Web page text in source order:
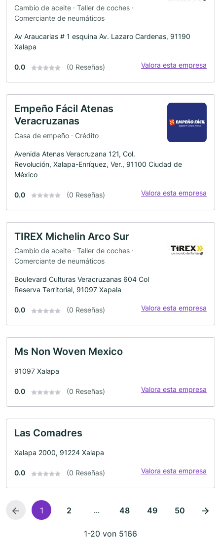
Cambio de aceite · Taller de coches ·
Comerciante de neumáticos
Av Araucarias # 1 esquina Av. Lazaro Cardenas, 91190
Xalapa
0.0 (0 Reseñas) Valora esta empresa
Empeño Fácil Atenas
Veracruzanas
Casa de empeño · Crédito
Avenida Atenas Veracruzana 121, Col.
Revolución, Xalapa-Enríquez, Ver., 91100 Ciudad de
México
0.0 (0 Reseñas) Valora esta empresa
TIREX Michelin Arco Sur
Cambio de aceite · Taller de coches ·
Comerciante de neumáticos
Boulevard Culturas Veracruzanas 604 Col
Reserva Territorial, 91097 Xapala
0.0 (0 Reseñas) Valora esta empresa
Ms Non Woven Mexico
91097 Xalapa
0.0 (0 Reseñas) Valora esta empresa
Las Comadres
Xalapa 2000, 91224 Xalapa
0.0 (0 Reseñas) Valora esta empresa
1 2 ... 48 49 50
1-20 von 5166